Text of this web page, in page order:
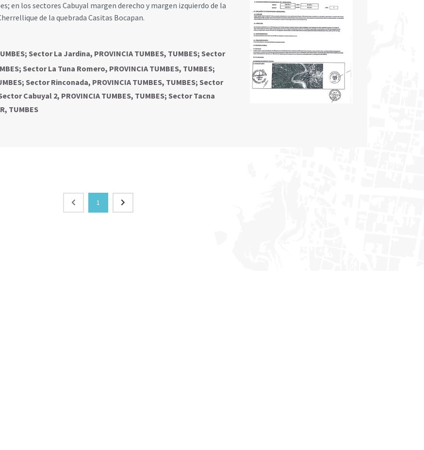
en los sectores Cabuyal margen derecho y margen izquierdo de la
de la quebrada Casitas Bocapan.
; Sector La Jardina, PROVINCIA TUMBES, TUMBES; Sector
; Sector La Tuna Romero, PROVINCIA TUMBES, TUMBES;
; Sector Rinconada, PROVINCIA TUMBES, TUMBES; Sector
Cabuyal 2, PROVINCIA TUMBES, TUMBES; Sector Tacna
TUMBES
1